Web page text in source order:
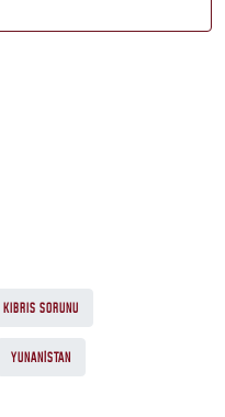
KIBRIS SORUNU
YUNANISTAN